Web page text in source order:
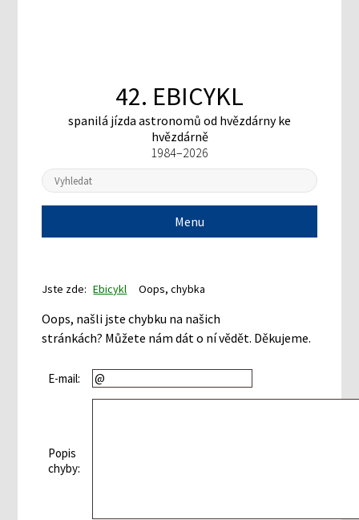
42. EBICYKL
spanilá jízda astronomů od hvězdárny ke
hvězdárně
1984–2026
Menu
Jste zde: Ebicykl Oops, chybka
Oops, našli jste chybku na našich
stránkách? Můžete nám dát o ní vědět. Děkujeme.
E-mail:
Popis
chyby: